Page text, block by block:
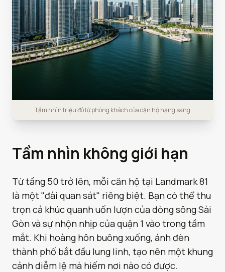
Tầm nhìn triệu đô từ phòng khách của căn hộ hạng sang
Tầm nhìn không giới hạn
Từ tầng 50 trở lên, mỗi căn hộ tại Landmark 81
là một "đài quan sát" riêng biệt. Bạn có thể thu
trọn cả khúc quanh uốn lượn của dòng sông Sài
Gòn và sự nhộn nhịp của quận 1 vào trong tầm
mắt. Khi hoàng hôn buông xuống, ánh đèn
thành phố bắt đầu lung linh, tạo nên một khung
cảnh diễm lệ mà hiếm nơi nào có được.